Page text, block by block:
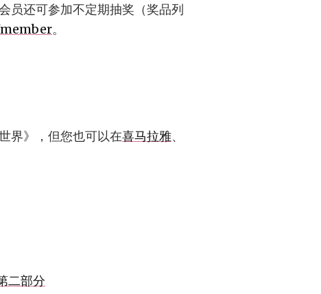
员还可参加不定期抽奖（奖品列
。
界》，但您也可以在喜马拉雅、
二部分